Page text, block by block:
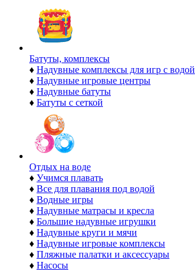
Батуты, комплексы
♦ Надувные комплексы для игр с водой
♦ Надувные игровые центры
♦ Надувные батуты
♦ Батуты с сеткой
Отдых на воде
♦ Учимся плавать
♦ Все для плавания под водой
♦ Водные игры
♦ Надувные матрасы и кресла
♦ Большие надувные игрушки
♦ Надувные круги и мячи
♦ Надувные игровые комплексы
♦ Пляжные палатки и аксессуары
♦ Насосы